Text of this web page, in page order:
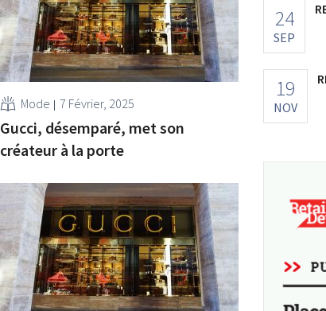
Mode 7 Février, 2025
Gucci, désemparé, met son
créateur à la porte
24
SEP
19
NOV